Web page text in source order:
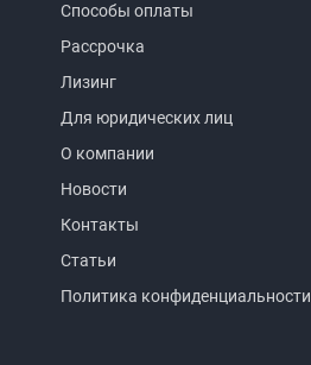
Способы оплаты
Рассрочка
Лизинг
Для юридических лиц
О компании
Новости
Контакты
Статьи
Политика конфиденциальности